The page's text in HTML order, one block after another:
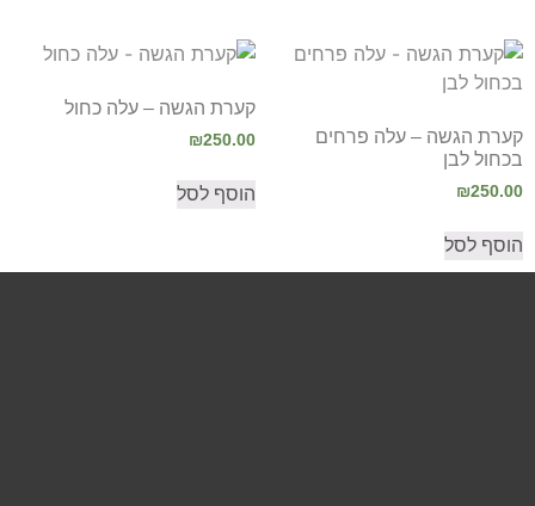
קערת הגשה – עלה פרחים
בכחול לבן
₪250.00
הוסף לסל
קערת הגשה – עלה כחול
₪250.00
הוסף לסל